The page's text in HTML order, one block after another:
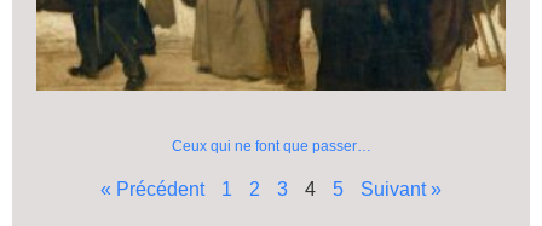
Ceux qui ne font que passer…
« Précédent 1 2 3 4 5 Suivant »